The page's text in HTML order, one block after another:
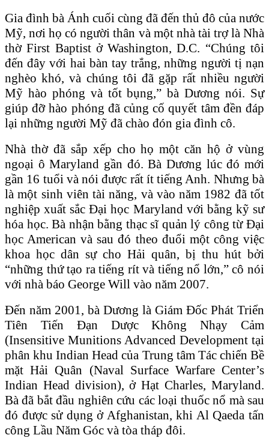
Gia đình bà Ánh cuối cùng đã đến thủ đô của nước
Mỹ, nơi họ có người thân và một nhà tài trợ là Nhà
thờ First Baptist ở Washington, D.C. “Chúng tôi
đến đây với hai bàn tay trắng, những người tị nạn
nghèo khó, và chúng tôi đã gặp rất nhiều người
Mỹ hào phóng và tốt bụng,” bà Dương nói. Sự
giúp đỡ hào phóng đã củng cố quyết tâm đền đáp
lại những người Mỹ đã chào đón gia đình cô.
Nhà thờ đã sắp xếp cho họ một căn hộ ở vùng
ngoại ô Maryland gần đó. Bà Dương lúc đó mới
gần 16 tuổi và nói được rất ít tiếng Anh. Nhưng bà
là một sinh viên tài năng, và vào năm 1982 đã tốt
nghiệp xuất sắc Đại học Maryland với bằng kỹ sư
hóa học. Bà nhận bằng thạc sĩ quản lý công từ Đại
học American và sau đó theo đuổi một công việc
khoa học dân sự cho Hải quân, bị thu hút bởi
“những thứ tạo ra tiếng rít và tiếng nổ lớn,” cô nói
với nhà báo George Will vào năm 2007.
Đến năm 2001, bà Dương là Giám Đốc Phát Triển
Tiên Tiến Đạn Dược Không Nhạy Cảm
(Insensitive Munitions Advanced Development tại
phân khu Indian Head của Trung tâm Tác chiến Bề
mặt Hải Quân (Naval Surface Warfare Center’s
Indian Head division), ở Hạt Charles, Maryland.
Bà đã bắt đầu nghiên cứu các loại thuốc nổ mà sau
đó được sử dụng ở Afghanistan, khi Al Qaeda tấn
công Lầu Năm Góc và tòa tháp đôi.